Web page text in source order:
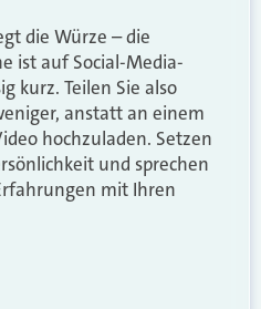
die Würze – die
ist auf Social-Media-
kurz. Teilen Sie also
anstatt an einem
hochzuladen. Setzen
und sprechen
mit Ihren